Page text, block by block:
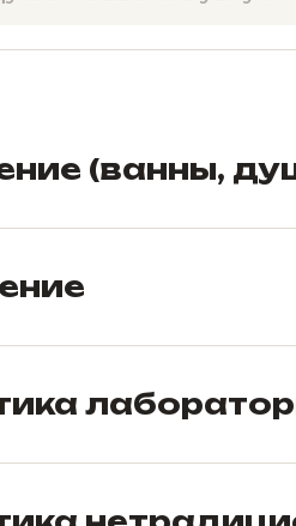
(ванны,